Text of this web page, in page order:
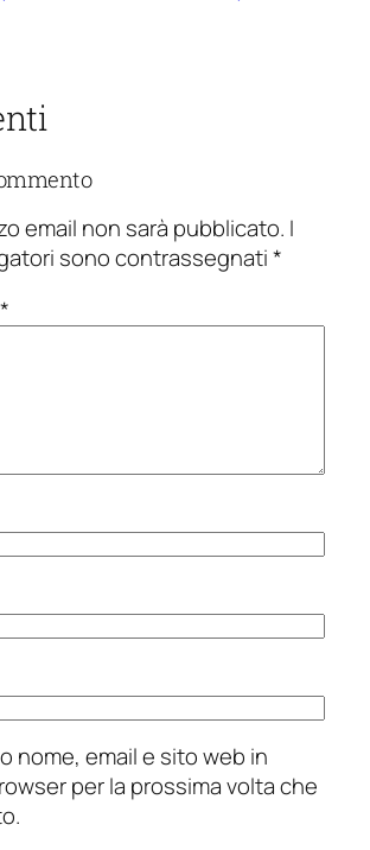
email non sarà pubblicato. I
sono contrassegnati*
*
nome, email e sito web in
per la prossima volta che